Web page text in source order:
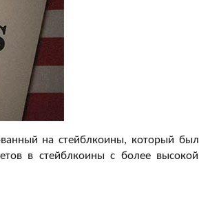
на стейблкоины, который был
в стейблкоины с более высокой